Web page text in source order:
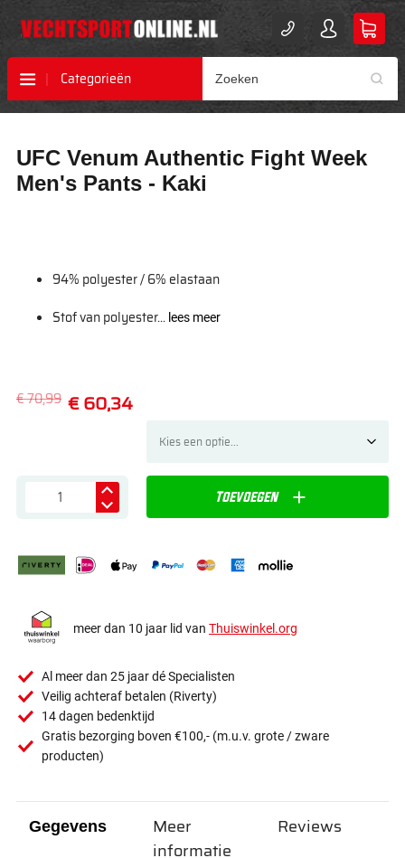
Categorieën
naar
het
einde
naar
het
begin
UFC Venum Authentic Fight Week
Men's Pants - Kaki
94% polyester / 6% elastaan
Stof van polyester... lees meer
€ 60,34
€ 70,99
Toevoegen
meer dan 10 jaar lid van Thuiswinkel.org
Al meer dan 25 jaar dé Specialisten
Veilig achteraf betalen (Riverty)
14 dagen bedenktijd
Gratis bezorging boven €100,- (m.u.v. grote / zware
producten)
Gegevens
Meer
informatie
Reviews